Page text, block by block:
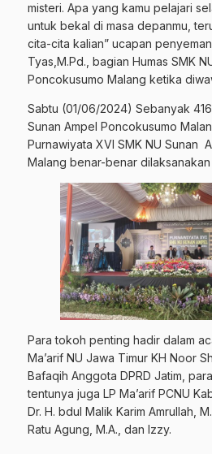
misteri. Apa yang kamu pelajari
untuk bekal di masa depanmu,
cita-cita kalian” ucapan
Tyas,M.Pd., bagian Humas SMK
Poncokusumo Malang ketika
Sabtu (01/06/2024) Sebanyak
Sunan Ampel Poncokusumo
Purnawiyata XVI SMK NU Sunan
Malang benar-benar
Para tokoh penting hadir dalam
Ma’arif NU Jawa Timur KH Noor
Bafaqih Anggota DPRD Jatim,
tentunya juga LP Ma’arif PCNU
Dr. H. bdul Malik Karim Amrullah,
Ratu Agung, M.A., dan Izzy.